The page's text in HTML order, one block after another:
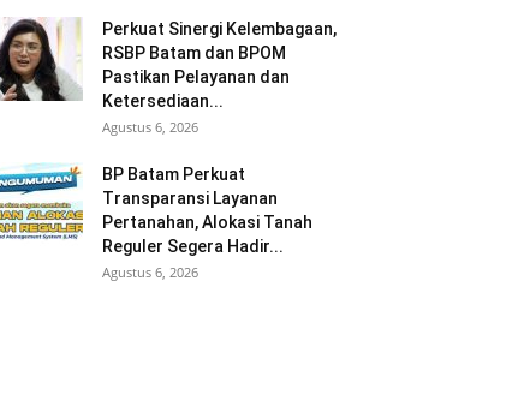
Perkuat Sinergi Kelembagaan,
RSBP Batam dan BPOM
Pastikan Pelayanan dan
Ketersediaan...
Agustus 6, 2026
BP Batam Perkuat
Transparansi Layanan
Pertanahan, Alokasi Tanah
Reguler Segera Hadir...
Agustus 6, 2026